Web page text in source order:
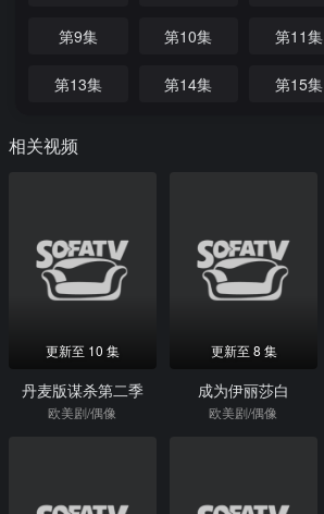
第9集 第10集 第11集
第13集 第14集 第15集
相关视频
更新至 10 集
丹麦版谋杀第二季
欧美剧/偶像
更新至 8 集
成为伊丽莎白
欧美剧/偶像